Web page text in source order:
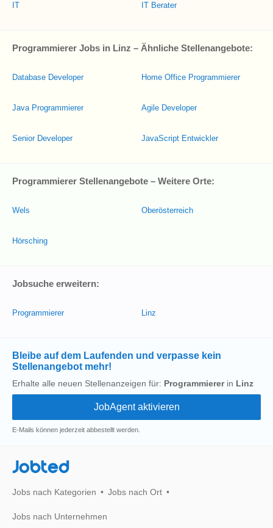
IT IT Berater
Programmierer Jobs in Linz – Ähnliche Stellenangebote:
Database Developer
Java Programmierer
Senior Developer
Home Office Programmierer
Agile Developer
JavaScript Entwickler
Programmierer Stellenangebote – Weitere Orte:
Wels
Hörsching
Oberösterreich
Jobsuche erweitern:
Programmierer Linz
Bleibe auf dem Laufenden und verpasse kein
Stellenangebot mehr!
Erhalte alle neuen Stellenanzeigen für: Programmiererin Linz
E-Mails können jederzeit abbestellt werden.
Jobted
Jobs nach Kategorien Jobs nach Ort
Jobs nach Unternehmen